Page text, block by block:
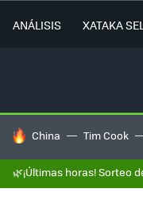
ANÁLISIS XATAKA
HOY SE HABLA DE
China Tim Cook
🌿¡Últimas horas! Sorteo